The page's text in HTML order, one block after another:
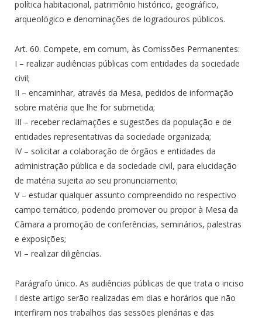
política habitacional, patrimônio histórico, geográfico,
arqueológico e denominações de logradouros públicos.
Art. 60. Compete, em comum, às Comissões Permanentes:
I – realizar audiências públicas com entidades da sociedade
civil;
II – encaminhar, através da Mesa, pedidos de informação
sobre matéria que lhe for submetida;
III – receber reclamações e sugestões da população e de
entidades representativas da sociedade organizada;
IV – solicitar a colaboração de órgãos e entidades da
administração pública e da sociedade civil, para elucidação
de matéria sujeita ao seu pronunciamento;
V – estudar qualquer assunto compreendido no respectivo
campo temático, podendo promover ou propor à Mesa da
Câmara a promoção de conferências, seminários, palestras
e exposições;
VI – realizar diligências.
Parágrafo único. As audiências públicas de que trata o inciso
I deste artigo serão realizadas em dias e horários que não
interfiram nos trabalhos das sessões plenárias e das